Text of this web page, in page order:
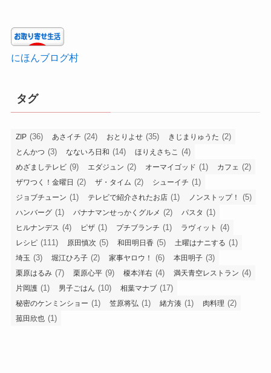
にほんブログ村
タグ
ZIP (36) あさイチ (24) おとりよせ (35) きじまりゅうた (2)
とんかつ (3) なないろ日和 (14) ほりえさちこ (4)
めざましテレビ (9) エダジュン (2) オーマイゴッド (1) カフェ (2)
ザワつく！金曜日 (2) ザ・タイム (2) シューイチ (1)
ジョブチューン (1) テレビで紹介されたお店 (1) ノンストップ！ (5)
ハンバーグ (1) バナナマンせっかくグルメ (2) パスタ (1)
ヒルナンデス (4) ピザ (1) プチブランチ (1) ラヴィット (4)
レシピ (111) 原田慎次 (5) 和田明日香 (5) 土曜はナニする (1)
埼玉 (3) 堀江ひろ子 (2) 家事ヤロウ！ (6) 本田明子 (3)
栗原はるみ (7) 栗原心平 (9) 榎本洋右 (4) 満天青空レストラン (4)
片岡護 (1) 男子ごはん (10) 相葉マナブ (17)
秘密のケンミンショー (1) 笠原将弘 (1) 緒方湊 (1) 肉料理 (2)
菰田欣也 (1)